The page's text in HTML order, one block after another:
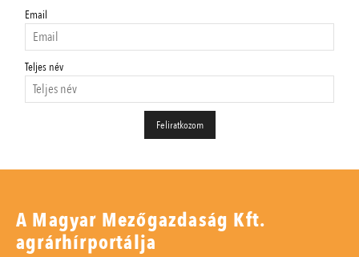
Email
Teljes név
A Magyar Mezőgazdaság Kft.
agrárhírportálja